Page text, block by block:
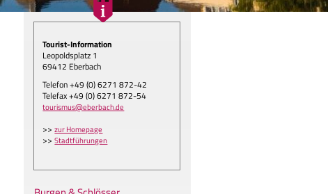
Tourist-Information
Leopoldsplatz 1
69412 Eberbach
Telefon +49 (0) 6271 872-42
Telefax +49 (0) 6271 872-54
tourismus@eberbach.de
>>zur Homepage
>>Stadtführungen